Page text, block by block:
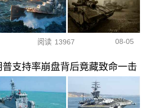
阅读 13967 08-05
支持率崩盘背后竟藏致命一击